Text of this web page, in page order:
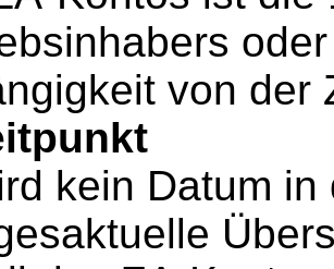
von der
kein Datum